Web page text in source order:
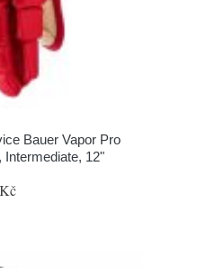
Bauer Vapor Pro
Intermediate, 12"